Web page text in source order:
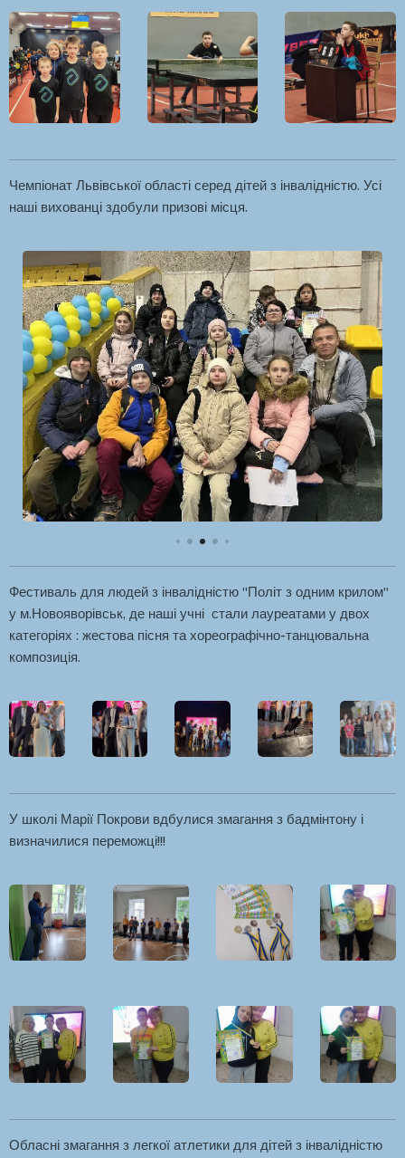
Чемпіонат Львівської області серед дітей з інвалідністю. Усі
наші вихованці здобули призові місця.
Фестиваль для людей з інвалідністю "Політ з одним крилом"
у м.Новояворівськ, де наші учні стали лауреатами у двох
категоріях : жестова пісня та хореографічно-танцювальна
композиція.
У школі Марії Покрови вдбулися змагання з бадмінтону і
визначилися переможці!!!
Обласні змагання з легкої атлетики для дітей з інвалідністю